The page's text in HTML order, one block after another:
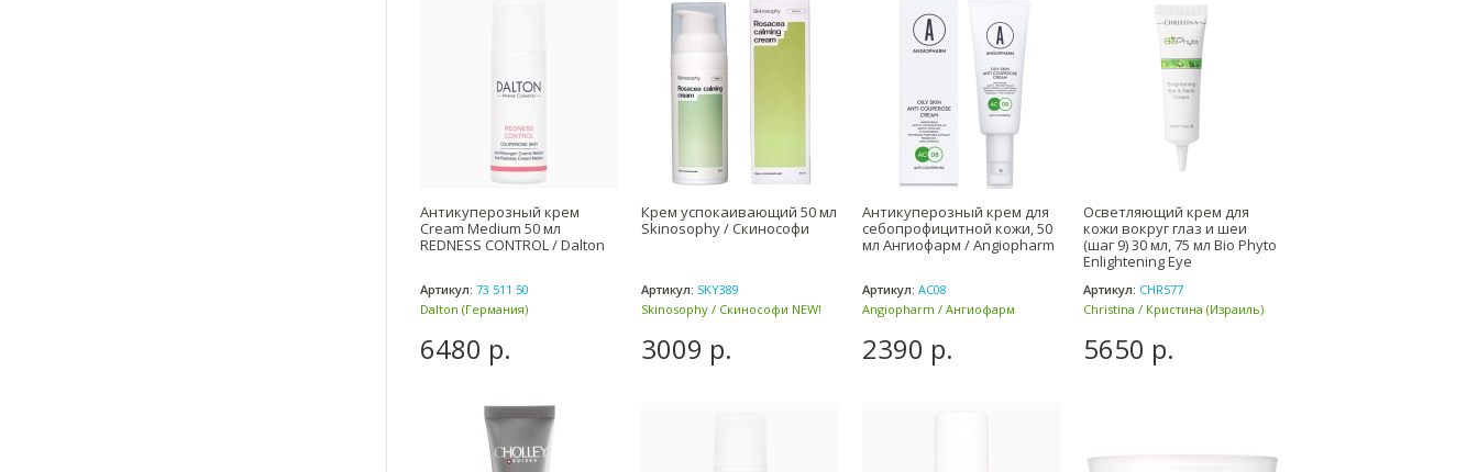
Антикуперозный крем
Cream Medium 50 мл
REDNESS CONTROL / Dalton
Артикул: 73 511 50
Dalton (Германия)
6480 р.
Крем успокаивающий 50 мл
Skinosophy / Скинософи
Артикул: SKY389
Skinosophy / Скинософи NEW!
3009 р.
Антикуперозный крем для
себопрофицитной кожи, 50
мл Ангиофарм / Angiopharm
Артикул: AC08
Angiopharm / Ангиофарм
2390 р.
Осветляющий крем для
кожи вокруг глаз и шеи
(шаг 9) 30 мл, 75 мл Bio Phyto
Enlightening Eye
Артикул: CHR577
Christina / Кристина (Израиль)
5650 р.